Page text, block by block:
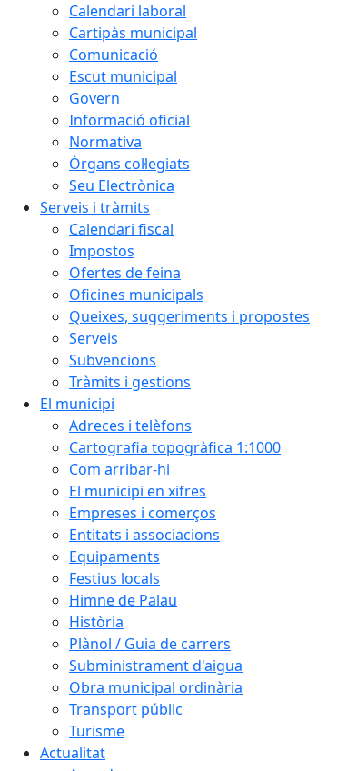
Calendari laboral
Cartipàs municipal
Comunicació
Escut municipal
Govern
Informació oficial
Normativa
Òrgans col·legiats
Seu Electrònica
Serveis i tràmits
Calendari fiscal
Impostos
Ofertes de feina
Oficines municipals
Queixes, suggeriments i propostes
Serveis
Subvencions
Tràmits i gestions
El municipi
Adreces i telèfons
Cartografia topogràfica 1:1000
Com arribar-hi
El municipi en xifres
Empreses i comerços
Entitats i associacions
Equipaments
Festius locals
Himne de Palau
Història
Plànol / Guia de carrers
Subministrament d'aigua
Obra municipal ordinària
Transport públic
Turisme
Actualitat